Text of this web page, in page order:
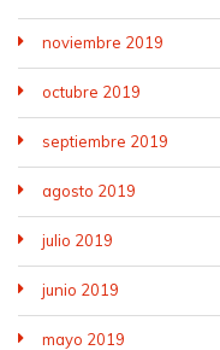
noviembre 2019
octubre 2019
septiembre 2019
agosto 2019
julio 2019
junio 2019
mayo 2019